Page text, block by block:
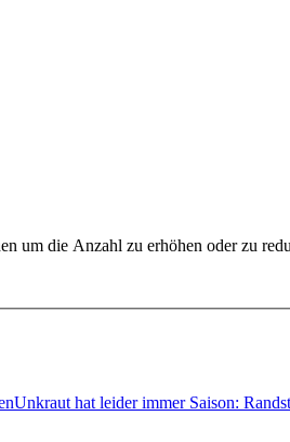
um die Anzahl zu erhöhen oder zu
hat leider immer Saison: